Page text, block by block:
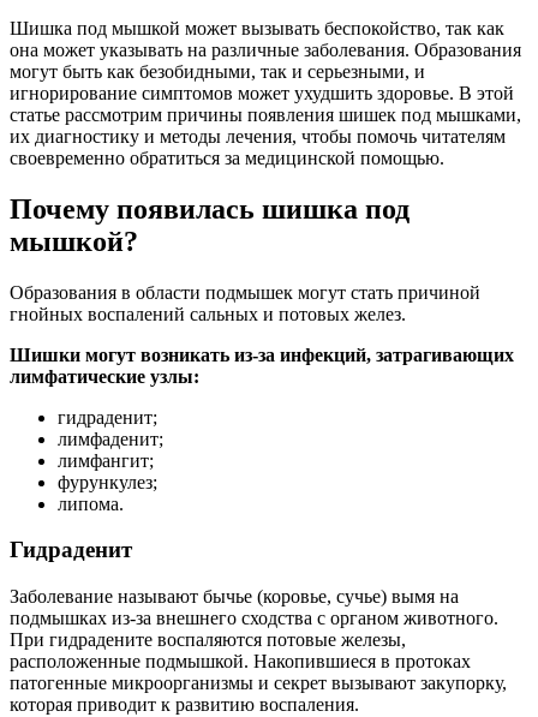
Шишка под мышкой может вызывать беспокойство, так как
она может указывать на различные заболевания. Образования
могут быть как безобидными, так и серьезными, и
игнорирование симптомов может ухудшить здоровье. В этой
статье рассмотрим причины появления шишек под мышками,
их диагностику и методы лечения, чтобы помочь читателям
своевременно обратиться за медицинской помощью.
Почему появилась шишка под
мышкой?
Образования в области подмышек могут стать причиной
гнойных воспалений сальных и потовых желез.
Шишки могут возникать из-за инфекций, затрагивающих
лимфатические узлы:
гидраденит;
лимфаденит;
лимфангит;
фурункулез;
липома.
Гидраденит
Заболевание называют бычье (коровье, сучье) вымя на
подмышках из-за внешнего сходства с органом животного.
При гидрадените воспаляются потовые железы,
расположенные подмышкой. Накопившиеся в протоках
патогенные микроорганизмы и секрет вызывают закупорку,
которая приводит к развитию воспаления.